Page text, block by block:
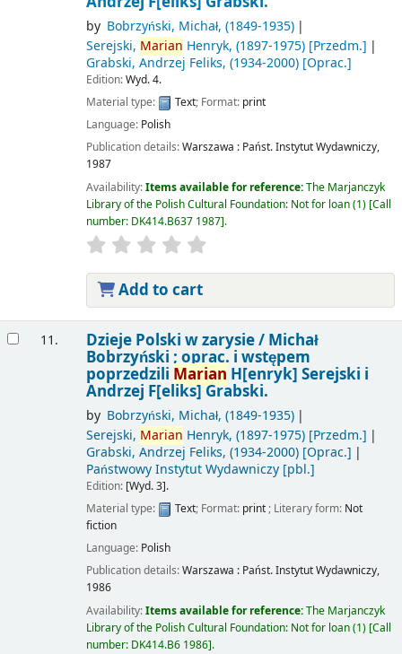
by Bobrzyński, Michał, (1849-1935)
Serejski, Marian Henryk, (1897-1975)[Przedm.]
Grabski, Andrzej Feliks, (1934-2000)[Oprac.]
Edition:Wyd. 4.
Material type:
Text; Format: print
Language: Polish
Publication details:Warszawa : Państ. Instytut Wydawniczy,
1987
Availability:Items available for reference:The Marjanczyk
Library of the Polish Cultural Foundation: Not for loan(1) Call
number: DK414.B637 1987 .
Add to cart
11. Dzieje Polski w zarysie / Michał
Bobrzyński ; oprac. i wstępem
poprzedzili Marian H[enryk] Serejski i
Andrzej F[eliks] Grabski.
by Bobrzyński, Michał, (1849-1935)
Serejski, Marian Henryk, (1897-1975)[Przedm.]
Grabski, Andrzej Feliks, (1934-2000)[Oprac.]
Państwowy Instytut Wydawniczy[pbl.]
Edition: [Wyd. 3].
Material type:
Text; Format: print; Literary form: Not
fiction
Language: Polish
Publication details:Warszawa : Państ. Instytut Wydawniczy,
1986
Availability:Items available for reference:The Marjanczyk
Library of the Polish Cultural Foundation: Not for loan(1) Call
number: DK414.B6 1986 .